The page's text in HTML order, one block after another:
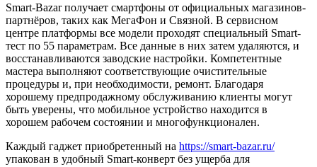
Smart-Bazar получает смартфоны от официальных магазинов-
партнёров, таких как МегаФон и Связной. В сервисном
центре платформы все модели проходят специальный Smart-
тест по 55 параметрам. Все данные в них затем удаляются, и
восстанавливаются заводские настройки. Компетентные
мастера выполняют соответствующие очистительные
процедуры и, при необходимости, ремонт. Благодаря
хорошему предпродажному обслуживанию клиенты могут
быть уверены, что мобильное устройство находится в
хорошем рабочем состоянии и многофункционален.
Каждый гаджет приобретенный на https://smart-bazar.ru/
упакован в удобный Smart-конверт без ущерба для